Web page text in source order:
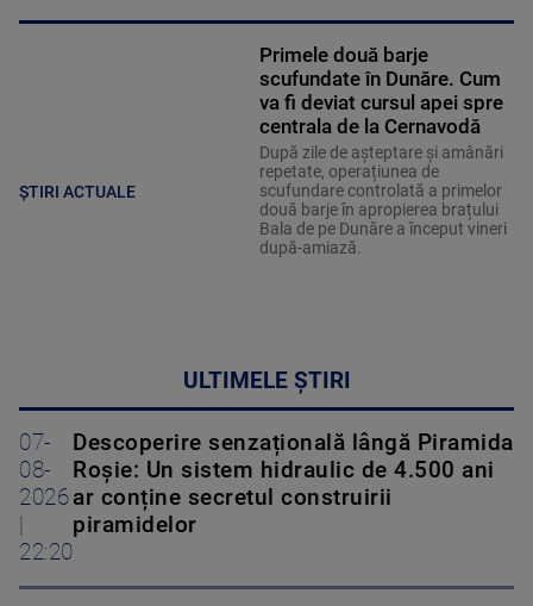
ȘTIRI ACTUALE
Primele două barje
scufundate în Dunăre. Cum
va fi deviat cursul apei spre
centrala de la Cernavodă
După zile de așteptare și amânări
repetate, operațiunea de
scufundare controlată a primelor
două barje în apropierea brațului
Bala de pe Dunăre a început vineri
după-amiază.
ULTIMELE ȘTIRI
07-
08-
2026
|
22:20
Descoperire senzațională lângă Piramida
Roșie: Un sistem hidraulic de 4.500 ani
ar conține secretul construirii
piramidelor